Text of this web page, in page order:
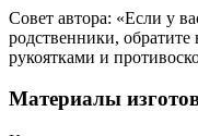
Совет автора: «Если у
родственники,
рукоятками и
Материалы